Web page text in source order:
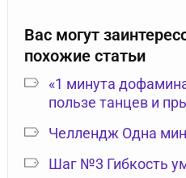
Вас могут
похожие статьи
«1 минута
пользе танцев и
Челлендж Одна
Шаг №3 Гибкость